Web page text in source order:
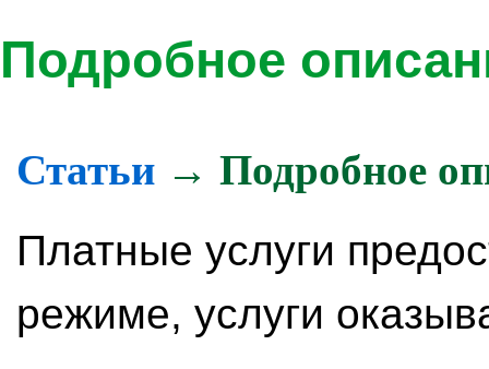
Подробное
Статьи → Подробное
Платные услуги
режиме, услуги